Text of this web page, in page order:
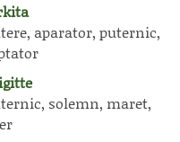
aparator, puternic,
solemn, maret,